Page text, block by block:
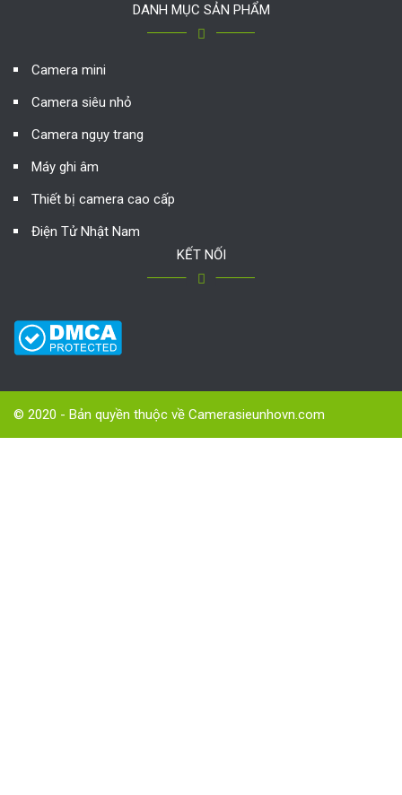
DANH MỤC SẢN PHẨM
Camera mini
Camera siêu nhỏ
Camera ngụy trang
Máy ghi âm
Thiết bị camera cao cấp
Điện Tử Nhật Nam
KẾT NỐI
© 2020 - Bản quyền thuộc về Camerasieunhovn.com